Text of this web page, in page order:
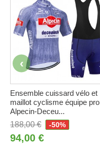
Ensemble cuissard vélo et
maillot cyclisme équipe pro
Alpecin-Deceu...
188,00 €
-50%
94,00 €